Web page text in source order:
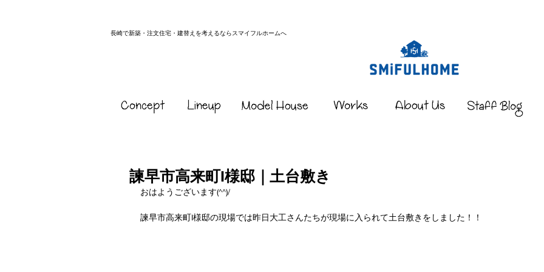
長崎で新築・注文住宅・建替えを考えるならスマイフルホームへ
諫早市高来町I様邸｜土台敷き
おはようございます(^^)/
諫早市高来町I様邸の現場では昨日大工さんたちが現場に入られて土台敷きをしました！！